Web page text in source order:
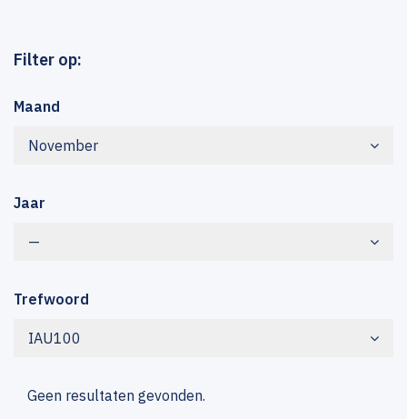
Filter op:
Maand
November
Jaar
—
Trefwoord
IAU100
Geen resultaten gevonden.